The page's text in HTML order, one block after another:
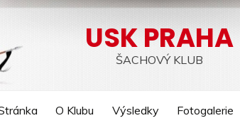
USK PRAHA
ŠACHOVÝ KLUB
O Klubu Výsledky Fotogalerie